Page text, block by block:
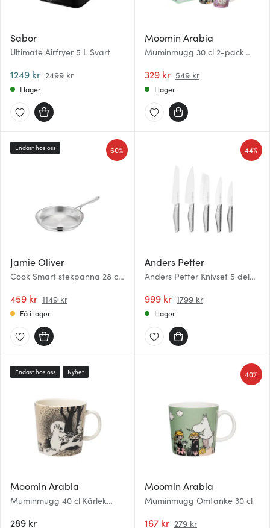
Sabor
Ultimate Airfryer 5 L Svart
1249 kr 2499 kr
I lager
Moomin Arabia
Muminmugg 30 cl 2-pack
329 kr 549 kr
I lager
Jamie Oliver
Cook Smart stekpanna 28 cm
459 kr 1149 kr
60%
Endast hos oss
Få i lager
Anders Petter
Anders Petter Knivset 5 delar
999 kr 1799 kr
44%
I lager
Moomin Arabia
Muminmugg 40 cl Kärlek
289 kr
Endast hos oss Nyhet
Moomin Arabia
Muminmugg Omtanke 30 cl
167 kr 279 kr
40%